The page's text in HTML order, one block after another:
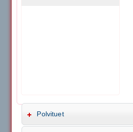
Polvituet